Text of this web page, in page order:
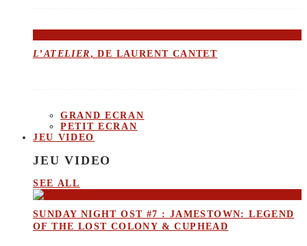
L’ATELIER, DE LAURENT CANTET
GRAND ECRAN
PETIT ECRAN
JEU VIDEO
JEU VIDEO
SEE ALL
SUNDAY NIGHT OST #7 : JAMESTOWN: LEGEND
OF THE LOST COLONY & CUPHEAD